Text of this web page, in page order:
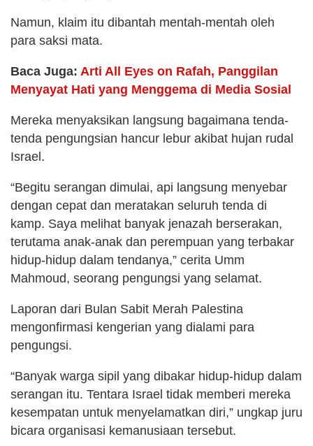
Namun, klaim itu dibantah mentah-mentah oleh
para saksi mata.
Baca Juga: Arti All Eyes on Rafah, Panggilan
Menyayat Hati yang Menggema di Media Sosial
Mereka menyaksikan langsung bagaimana tenda-
tenda pengungsian hancur lebur akibat hujan rudal
Israel.
“Begitu serangan dimulai, api langsung menyebar
dengan cepat dan meratakan seluruh tenda di
kamp. Saya melihat banyak jenazah berserakan,
terutama anak-anak dan perempuan yang terbakar
hidup-hidup dalam tendanya,” cerita Umm
Mahmoud, seorang pengungsi yang selamat.
Laporan dari Bulan Sabit Merah Palestina
mengonfirmasi kengerian yang dialami para
pengungsi.
“Banyak warga sipil yang dibakar hidup-hidup dalam
serangan itu. Tentara Israel tidak memberi mereka
kesempatan untuk menyelamatkan diri,” ungkap juru
bicara organisasi kemanusiaan tersebut.